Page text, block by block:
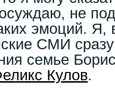
не
эмоций. Я,
СМИ
семье
Кулов.